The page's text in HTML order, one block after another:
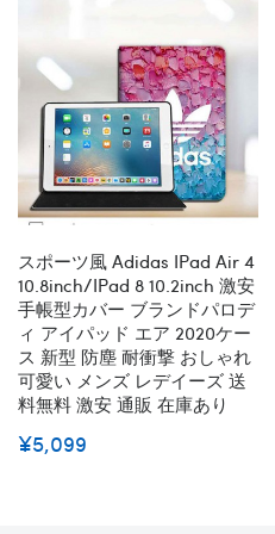
スポーツ風 Adidas IPad Air 4
10.8inch/iPad 8 10.2inch 激安
手帳型カバー ブランドパロデ
ィ アイパッド エア 2020ケー
ス 新型 防塵 耐衝撃 おしゃれ
可愛い メンズ レデイーズ 送
料無料 激安 通販 在庫あり
¥5,099